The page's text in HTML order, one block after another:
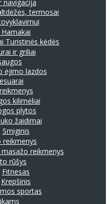
navigacija
termosai
Hamakai
Turistinės kėdės
ir griliai
ėjimo lazdos
kilimėliai
plytos
žaidimai
Smiginis
reikmenys
masažo reikmenys
rūšys
Fitnesas
Krepšinis
sportas